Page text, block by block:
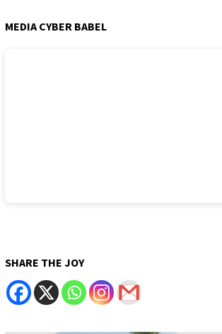
MEDIA CYBER BABEL
SHARE THE JOY